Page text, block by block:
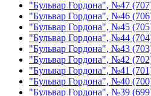
"Бульвар Гордона", №47
"Бульвар Гордона", №46
"Бульвар Гордона", №45
"Бульвар Гордона", №44
"Бульвар Гордона", №43
"Бульвар Гордона", №42
"Бульвар Гордона", №41
"Бульвар Гордона", №40
"Бульвар Гордона", №39